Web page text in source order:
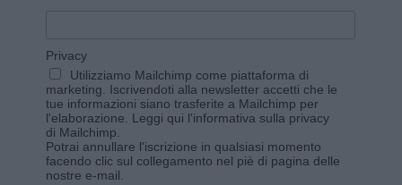
Privacy
Utilizziamo Mailchimp come piattaforma di
marketing. Iscrivendoti alla newsletter accetti che le
tue informazioni siano trasferite a Mailchimp per
l'elaborazione. Leggi qui l'informativa sulla privacy
di Mailchimp.
Potrai annullare l'iscrizione in qualsiasi momento
facendo clic sul collegamento nel piè di pagina delle
nostre e-mail.